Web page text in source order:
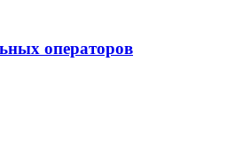
операторов